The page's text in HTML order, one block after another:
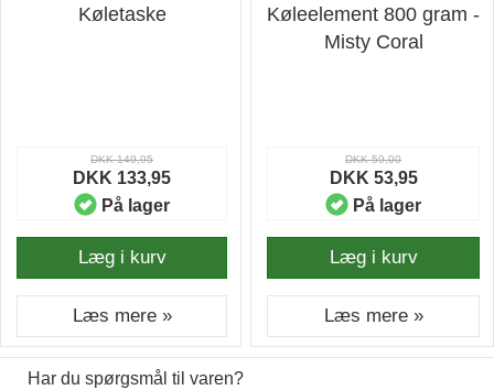
Køletaske
DKK 149,95
DKK 133,95
På lager
Læg i kurv
Læs mere »
Køleelement 800 gram -
Misty Coral
DKK 59,00
DKK 53,95
På lager
Læg i kurv
Læs mere »
Har du spørgsmål til varen?